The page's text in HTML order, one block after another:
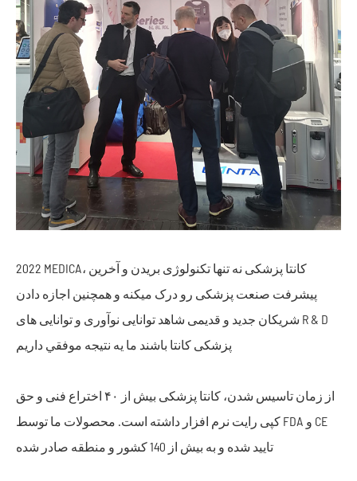
2022 MEDICA، کانتا پزشکی نه تنها تکنولوژی بریدن و آخرین
پیشرفت صنعت پزشکی رو درک میکنه و همچنین اجازه دادن
شریکان جدید و قدیمی شاهد توانایی نوآوری و توانایی های R & D
پزشکی کانتا باشند ما يه نتيجه موفقي داريم
از زمان تاسیس شدن، کانتا پزشکی بیش از ۴۰ اختراع فنی و حق
کپی رایت نرم افزار داشته است. محصولات ما توسط FDA و CE
تایید شده و به بیش از 140 کشور و منطقه صادر شده